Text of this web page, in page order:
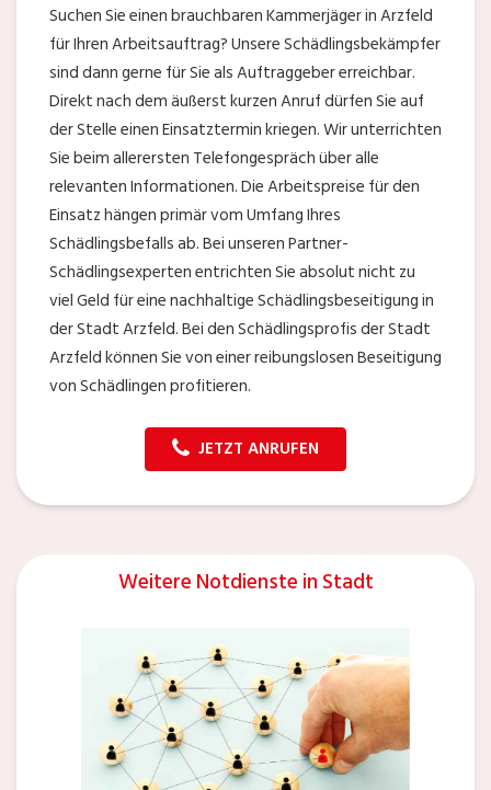
Suchen Sie einen brauchbaren Kammerjäger in Arzfeld
für Ihren Arbeitsauftrag? Unsere Schädlingsbekämpfer
sind dann gerne für Sie als Auftraggeber erreichbar.
Direkt nach dem äußerst kurzen Anruf dürfen Sie auf
der Stelle einen Einsatztermin kriegen. Wir unterrichten
Sie beim allerersten Telefongespräch über alle
relevanten Informationen. Die Arbeitspreise für den
Einsatz hängen primär vom Umfang Ihres
Schädlingsbefalls ab. Bei unseren Partner-
Schädlingsexperten entrichten Sie absolut nicht zu
viel Geld für eine nachhaltige Schädlingsbeseitigung in
der Stadt Arzfeld. Bei den Schädlingsprofis der Stadt
Arzfeld können Sie von einer reibungslosen Beseitigung
von Schädlingen profitieren.
JETZT ANRUFEN
Weitere Notdienste in Stadt